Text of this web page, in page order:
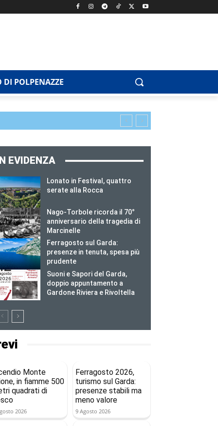
DI POLPENAZZE
EVIDENZA
Lonato in Festival, quattro
serate alla Rocca
Nago-Torbole ricorda il 70°
anniversario della tragedia di
Marcinelle
Ferragosto sul Garda:
presenze in tenuta, spesa più
prudente
Suoni e Sapori del Garda,
doppio appuntamento a
Gardone Riviera e Rivoltella
Monte
in fiamme 500
quadrati di
2026
Ferragosto 2026,
turismo sul Garda:
presenze stabili ma
meno valore
9 Agosto 2026